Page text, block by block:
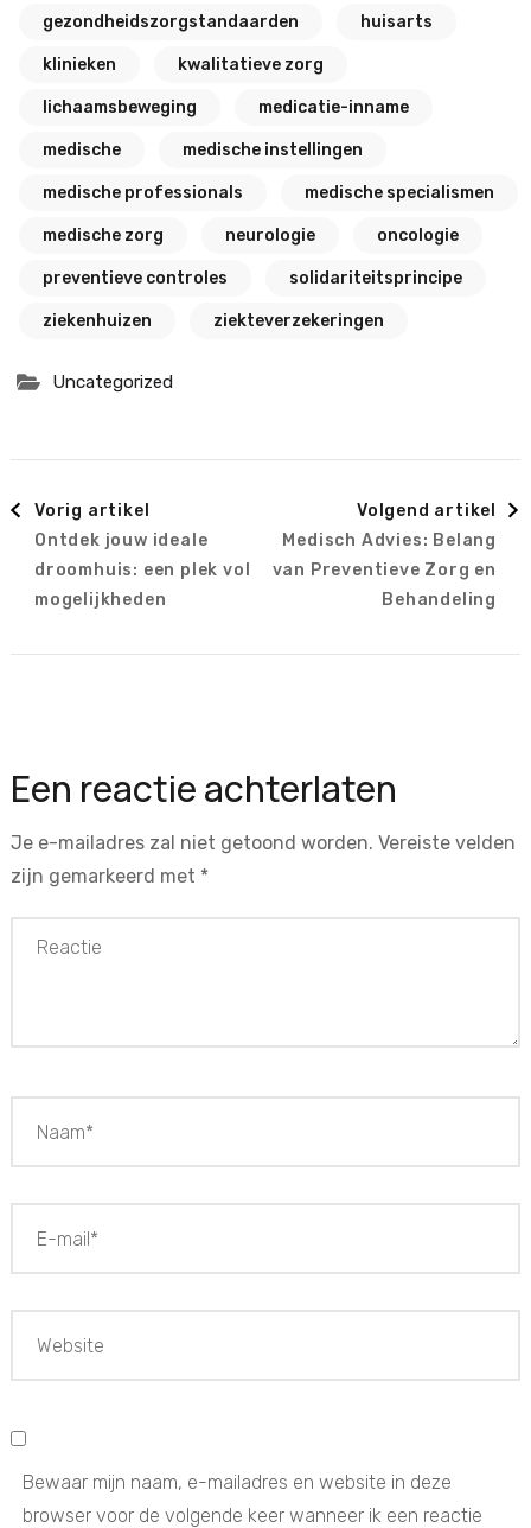
gezondheidszorgstandaarden huisarts
klinieken kwalitatieve zorg
lichaamsbeweging medicatie-inname
medische medische instellingen
medische professionals medische specialismen
medische zorg neurologie oncologie
preventieve controles solidariteitsprincipe
ziekenhuizen ziekteverzekeringen
Uncategorized
Berichtnavigatie
Vorig artikel
Ontdek jouw ideale
droomhuis: een plek vol
mogelijkheden
Volgend artikel
Medisch Advies: Belang
van Preventieve Zorg en
Behandeling
Een reactie achterlaten
Je e-mailadres zal niet getoond worden. Vereiste velden
zijn gemarkeerd met *
Bewaar mijn naam, e-mailadres en website in deze
browser voor de volgende keer wanneer ik een reactie